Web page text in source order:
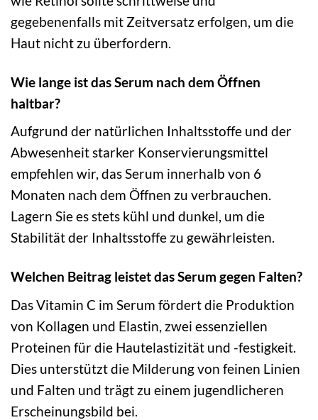
gegebenenfalls mit Zeitversatz erfolgen, um die
Haut nicht zu überfordern.
Wie lange ist das Serum nach dem Öffnen
haltbar?
Aufgrund der natürlichen Inhaltsstoffe und der
Abwesenheit starker Konservierungsmittel
empfehlen wir, das Serum innerhalb von 6
Monaten nach dem Öffnen zu verbrauchen.
Lagern Sie es stets kühl und dunkel, um die
Stabilität der Inhaltsstoffe zu gewährleisten.
Welchen Beitrag leistet das Serum gegen Falten?
Das Vitamin C im Serum fördert die Produktion
von Kollagen und Elastin, zwei essenziellen
Proteinen für die Hautelastizität und -festigkeit.
Dies unterstützt die Milderung von feinen Linien
und Falten und trägt zu einem jugendlicheren
Erscheinungsbild bei.